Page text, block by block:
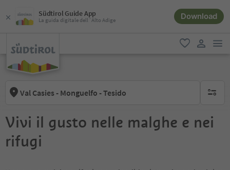
Südtirol Guide App
La guida digitale dell´Alto Adige Download
favoriti
Val Casies - Monguelfo - Tesido
Vivi il gusto nelle malghe e nei
rifugi